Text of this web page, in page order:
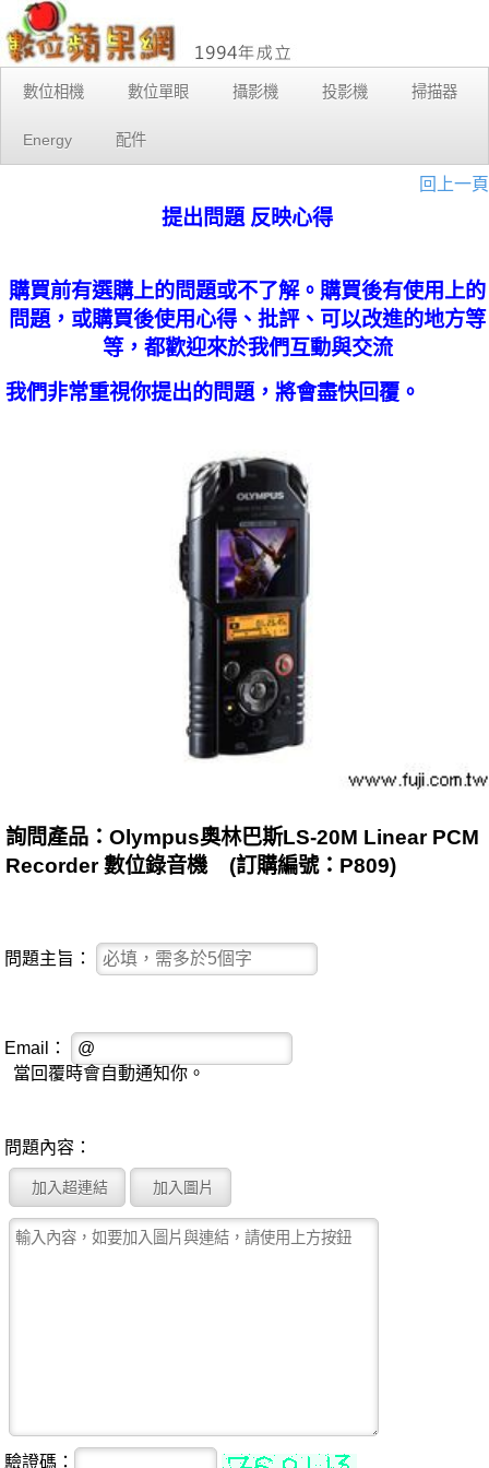
數位相機 數位單眼 攝影機 投影機 掃描器
Energy 配件
回上一頁
提出問題 反映心得
購買前有選購上的問題或不了解。購買後有使用上的
問題，或購買後使用心得、批評、可以改進的地方等
等，都歡迎來於我們互動與交流
我們非常重視你提出的問題，將會盡快回覆。
詢問產品：Olympus奧林巴斯LS-20M Linear PCM
Recorder 數位錄音機 (訂購編號：P809)
問題主旨：
Email：
當回覆時會自動通知你。
問題內容：
驗證碼：